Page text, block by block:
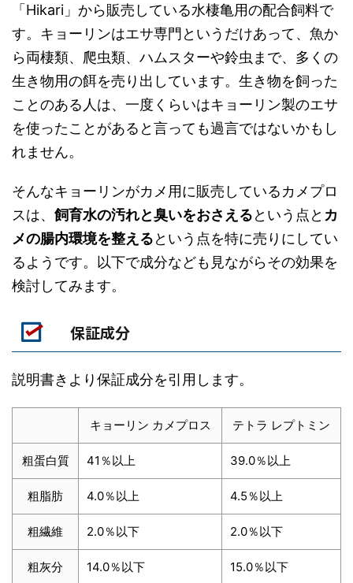
「Hikari」から販売している水棲亀用の配合飼料で
す。キョーリンはエサ専門というだけあって、魚か
ら両棲類、爬虫類、ハムスターや鈴虫まで、多くの
生き物用の餌を売り出しています。生き物を飼った
ことのある人は、一度くらいはキョーリン製のエサ
を使ったことがあると言っても過言ではないかもし
れません。
そんなキョーリンがカメ用に販売しているカメプロ
スは、 飼育水の汚れと臭いをおさえるという点と カ
メの腸内環境を整えるという点を特に売りにしてい
るようです。以下で成分なども見ながらその効果を
検討してみます。
保証成分
説明書きより保証成分を引用します。
キョーリン カメプロス テトラ レプトミン
粗蛋白質 41％以上 39.0％以上
粗脂肪 4.0％以上 4.5％以上
粗繊維 2.0％以下 2.0％以下
粗灰分 14.0％以下 15.0％以下